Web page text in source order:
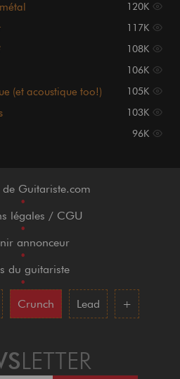
120K
117K
108K
106K
(et acoustique too!) 105K
103K
96K
Guitariste.com
•
légales / CGU
•
annonceur
•
du guitariste
•
Crunch Lead +
LETTER